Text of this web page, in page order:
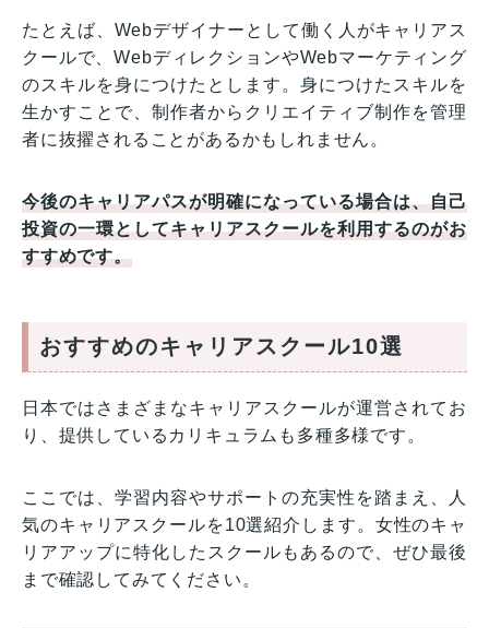
たとえば、Webデザイナーとして働く人がキャリアス
クールで、WebディレクションやWebマーケティング
のスキルを身につけたとします。身につけたスキルを
生かすことで、制作者からクリエイティブ制作を管理
者に抜擢されることがあるかもしれません。
今後のキャリアパスが明確になっている場合は、自己
投資の一環としてキャリアスクールを利用するのがお
すすめです。
おすすめのキャリアスクール10選
日本ではさまざまなキャリアスクールが運営されてお
り、提供しているカリキュラムも多種多様です。
ここでは、学習内容やサポートの充実性を踏まえ、人
気のキャリアスクールを10選紹介します。女性のキャ
リアアップに特化したスクールもあるので、ぜひ最後
まで確認してみてください。